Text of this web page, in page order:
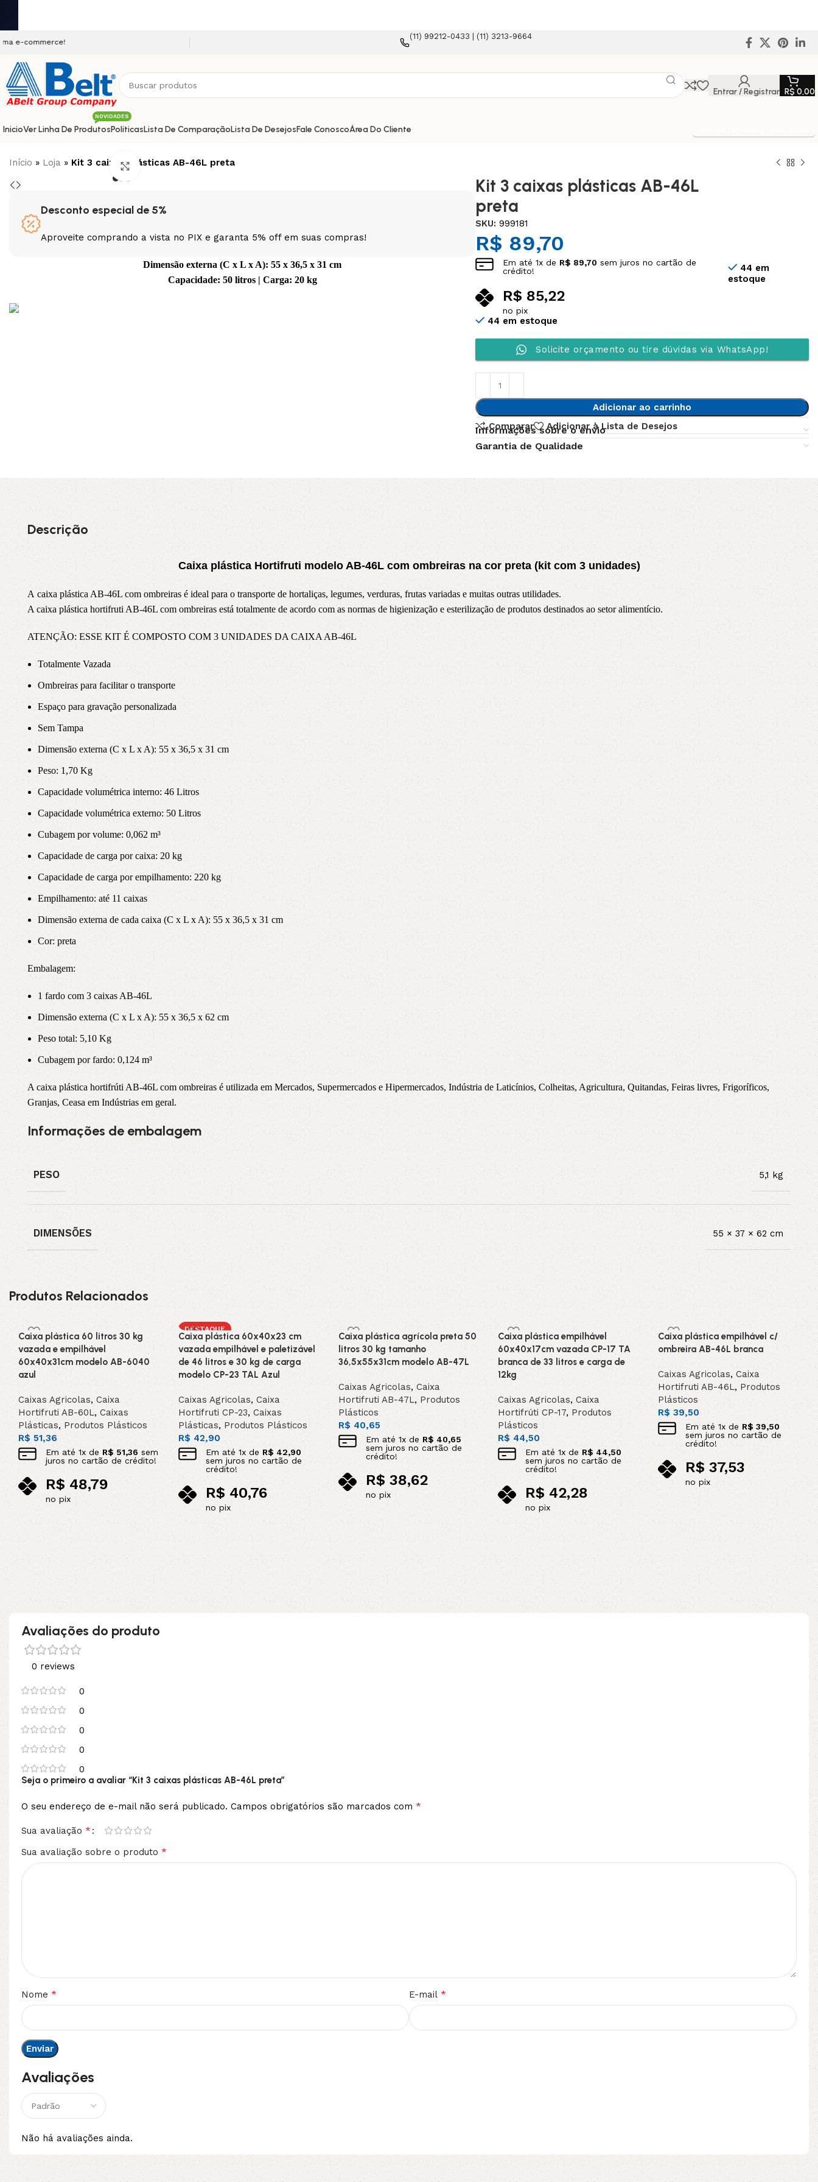
(11) 99212-0433 | (11) 3213-9664
Entrar / Registrar R$ 0,00
InicioVer Linha De Produtos
NOVIDADES
3L 3VX 5V 5VX AA AVX
A AX B BX C CC
CX D PJ PJ PK PK
PL SPA SPB SPZ
XPA XPB XPZ ZX
PolíticasLista De ComparaçãoLista De DesejosFale ConoscoÁrea Do Cliente
Início » Loja » Kit 3 caixas plásticas AB-46L preta
Clique para ampliar
Desconto especial de 5%
Aproveite comprando a vista no PIX e garanta 5% off em suas compras!
Dimensão externa (C x L x A): 55 x 36,5 x 31 cm
Capacidade: 50 litros | Carga: 20 kg
Kit 3 caixas plásticas AB-46L
preta
SKU:999181
R$ 89,70
Em até1x de R$ 89,70 sem juros no cartão de
crédito!
R$ 85,22
no pix
44 em
estoque
44 em estoque
Solicite orçamento ou tire dúvidas via WhatsApp!
Adicionar ao carrinho
Comparar
Adicionar à Lista de Desejos
Informações sobre o envio
Garantia de Qualidade
Descrição
Caixaplástica Hortifruti modelo AB-46L com ombreiras na cor preta (kit com 3 unidades)
A caixa plástica AB-46L com ombreiras é ideal para o transporte de hortaliças, legumes, verduras, frutas variadas e muitas outras utilidades.
A caixa plástica hortifruti AB-46L com ombreiras está totalmente de acordo com as normas de higienização e esterilização de produtos destinados ao setor alimentício.
ATENÇÃO: ESSE KIT É COMPOSTO COM 3 UNIDADES DA CAIXA AB-46L
Totalmente Vazada
Ombreiras para facilitar o transporte
Espaço para gravação personalizada
Sem Tampa
Dimensão externa (C x L x A): 55 x 36,5 x 31 cm
Peso: 1,70 Kg
Capacidade volumétrica interno: 46 Litros
Capacidade volumétrica externo: 50 Litros
Cubagem por volume: 0,062 m³
Capacidade de carga por caixa: 20 kg
Capacidade de carga por empilhamento: 220 kg
Empilhamento: até 11 caixas
Dimensão externa de cada caixa (C x L x A): 55 x 36,5 x 31 cm
Cor: preta
Embalagem:
1 fardo com 3 caixas AB-46L
Dimensão externa (C x L x A): 55 x 36,5 x 62 cm
Peso total: 5,10 Kg
Cubagem por fardo: 0,124 m³
A caixa plástica hortifrúti AB-46L com ombreiras é utilizada em Mercados, Supermercados e Hipermercados, Indústria de Laticínios, Colheitas, Agricultura, Quitandas, Feiras livres, Frigoríficos,
Granjas, Ceasa em Indústrias em geral.
Informações de embalagem
PESO 5,1 kg
DIMENSÕES 55 × 37 × 62 cm
Produtos Relacionados
Caixa plástica 60 litros 30 kg
vazada e empilhável
60x40x31cm modelo AB-6040
azul
Caixas Agricolas,Caixa
Hortifruti AB-60L,Caixas
Plásticas,Produtos Plásticos
R$ 51,36
Em até 1x de R$ 51,36sem
juros no cartão de crédito!
R$ 48,79
no pix
Adicionar ao carrinho
DESTAQUE
Caixa plástica 60x40x23 cm
vazada empilhável e paletizável
de 46 litros e 30 kg de carga
modelo CP-23 TAL Azul
Caixas Agricolas, Caixa
Hortifruti CP-23,Caixas
Plásticas,Produtos Plásticos
R$ 42,90
Em até1x de R$ 42,90
sem juros no cartão de
crédito!
R$40,76
no pix
Adicionar ao carrinho
Caixa plástica agrícola preta 50
litros 30 kg tamanho
36,5x55x31cm modelo AB-47L
Caixas Agricolas,Caixa
Hortifruti AB-47L,Produtos
Plásticos
R$40,65
Em até 1x de R$ 40,65
sem juros no cartão de
crédito!
R$ 38,62
no pix
Adicionar ao carrinho
Caixa plástica empilhável
60x40x17cm vazada CP-17 TA
branca de 33 litros e carga de
12kg
Caixas Agricolas,Caixa
Hortifrúti CP-17,Produtos
Plásticos
R$44,50
Em até1x de R$ 44,50
sem juros no cartão de
crédito!
R$42,28
no pix
Adicionar ao carrinho
Caixa plástica empilhável c/
ombreira AB-46L branca
Caixas Agricolas,Caixa
Hortifruti AB-46L,Produtos
Plásticos
R$ 39,50
Em até1x deR$ 39,50
sem juros no cartão de
crédito!
R$37,53
no pix
Adicionar ao carrinho
Avaliações do produto
0 reviews
0
0
0
0
0
Avaliações
Não há avaliações ainda.
Seja o primeiro a avaliar “Kit 3 caixas plásticas AB-46L preta”
O seu endereço de e-mail não será publicado. Campos obrigatórios são marcados com *
Sua avaliação *
Sua avaliação sobre o produto *
Nome * E-mail *